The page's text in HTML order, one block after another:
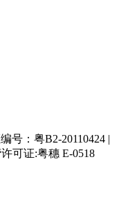
号：粤B2-20110424 |
可证:粤穗 E-0518